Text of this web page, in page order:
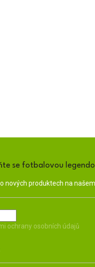
se fotbalovou
produktech na našem
ochrany osobních údajů